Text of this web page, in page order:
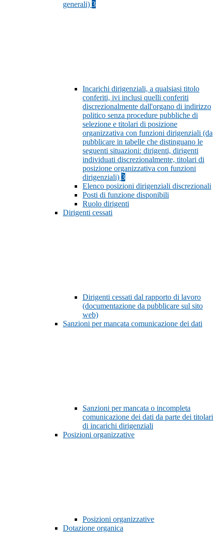
generali) 3
Incarichi dirigenziali, a qualsiasi titolo
conferiti, ivi inclusi quelli conferiti
discrezionalmente dall'organo di indirizzo
politico senza procedure pubbliche di
selezione e titolari di posizione
organizzativa con funzioni dirigenziali (da
pubblicare in tabelle che distinguano le
seguenti situazioni: dirigenti, dirigenti
individuati discrezionalmente, titolari di
posizione organizzativa con funzioni
dirigenziali) 3
Elenco posizioni dirigenziali discrezionali
Posti di funzione disponibili
Ruolo dirigenti
Dirigenti cessati
Dirigenti cessati dal rapporto di lavoro
(documentazione da pubblicare sul sito
web)
Sanzioni per mancata comunicazione dei dati
Sanzioni per mancata o incompleta
comunicazione dei dati da parte dei titolari
di incarichi dirigenziali
Posizioni organizzative
Posizioni organizzative
Dotazione organica